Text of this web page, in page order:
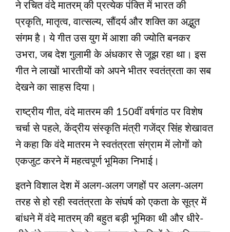
ने रचित वंदे मातरम् की प्रत्‍येक पंक्ति में भारत की
प्रकृति, मातृत्‍व, वात्‍सल्‍य, सौंदर्य और शक्ति का अद्भुत
संगम है। ये गीत उस युग में आशा की ज्‍योति बनकर
उभरा, जब देश गुलामी के अंधकार से जूझ रहा था। इस
गीत ने लाखों भारतीयों को अपने भीतर स्‍वतंत्रता का सब
देखने का साहस दिया।
राष्ट्रीय गीत, वंदे मातरम की 150वीं वर्षगांठ पर विशेष
चर्चा से पहले, केंद्रीय संस्कृति मंत्री गजेंद्र सिंह शेखावत
ने कहा कि वंदे मातरम ने स्वतंत्रता संग्राम में लोगों को
एकजुट करने में महत्वपूर्ण भूमिका निभाई।
इतने विशाल देश में अलग-अलग जगहों पर अलग-अलग
तरह से हो रही स्‍वतंत्रता के संघर्ष को एकता के सूत्र में
बांधने में वंदे मातरम् की बहुत बड़ी भूमिका थी और धीरे-